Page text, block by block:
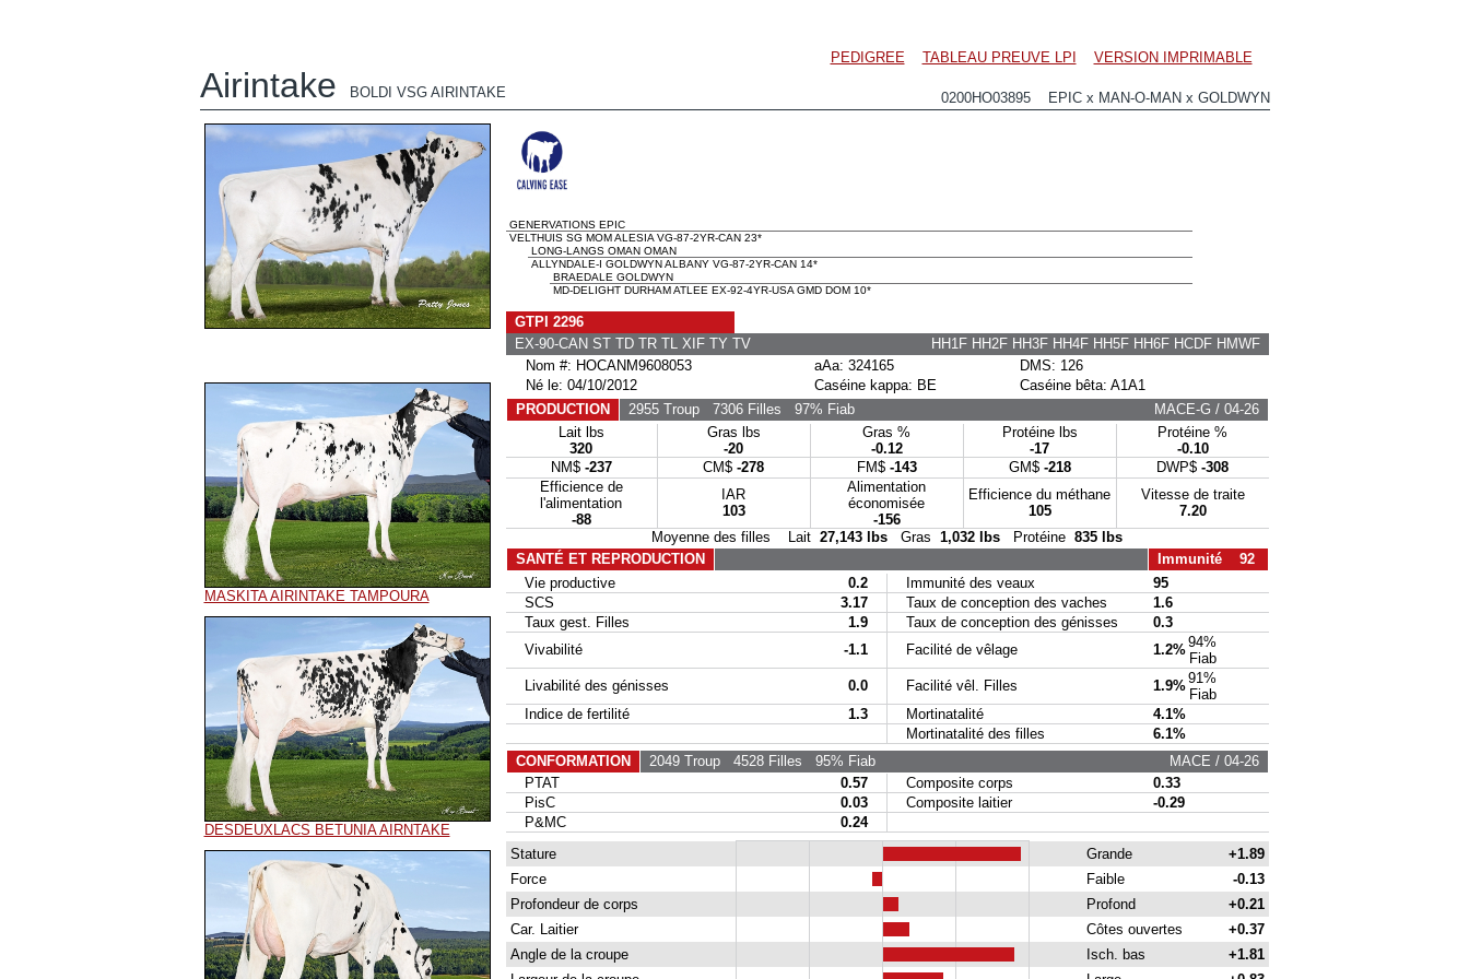
PEDIGREE TABLEAU PREUVE LPI VERSION IMPRIMABLE
Airintake BOLDI VSG AIRINTAKE 0200HO03895 EPIC x MAN-O-MAN x GOLDWYN
MASKITA AIRINTAKE TAMPOURA
DESDEUXLACS BETUNIA AIRNTAKE
GENERVATIONS EPIC
VELTHUIS SG MOM ALESIA VG-87-2YR-CAN 23*
LONG-LANGS OMAN OMAN
ALLYNDALE-I GOLDWYN ALBANY VG-87-2YR-CAN 14*
BRAEDALE GOLDWYN
MD-DELIGHT DURHAM ATLEE EX-92-4YR-USA GMD DOM 10*
GTPI 2296
EX-90-CAN ST TD TR TL XIF TY TV
HH1F HH2F HH3F HH4F HH5F HH6F HCDF HMWF
Nom #: HOCANM9608053
aAa: 324165
DMS: 126
Né le: 04/10/2012
Caséine kappa: BE
Caséine bêta: A1A1
PRODUCTION
2955 Troup7306 Filles 97% Fiab
MACE-G / 04-26
Lait lbs
320
Gras lbs
-20
Gras %
-0.12
Protéine lbs
-17
Protéine %
-0.10
NM$ -237 CM$ -278 FM$ -143 GM$ -218 DWP$ -308
Efficience de
l'alimentation
-88
IAR
103
Alimentation
économisée
-156
Efficience du méthane
105
Vitesse de traite
7.20
Moyenne des filles Lait 27,143 lbs Gras 1,032 lbs Protéine 835 lbs
SANTÉ ET REPRODUCTION
Immunité 92
Vie productive
0.2 Immunité des veaux
95
SCS
3.17 Taux de conception des vaches
1.6
Taux gest. Filles
1.9 Taux de conception des génisses
0.3
Vivabilité
-1.1 Facilité de vêlage 1.2%94%
Fiab
Livabilité des génisses
0.0 Facilité vêl. Filles 1.9%91%
Fiab
Indice de fertilité
1.3 Mortinatalité
4.1%
Mortinatalité des filles
6.1%
CONFORMATION
2049 Troup4528 Filles 95% Fiab
MACE / 04-26
PTAT
0.57 Composite corps
0.33
PisC
0.03 Composite laitier
-0.29
P&MC
0.24
Stature
Grande
+1.89
Force
Faible
-0.13
Profondeur de corps
Profond
+0.21
Car. Laitier
Côtes ouvertes
+0.37
Angle de la croupe
Isch. bas
+1.81